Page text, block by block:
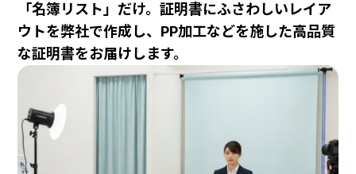
「名簿リスト」だけ。証明書にふさわしいレイア
ウトを弊社で作成し、PP加工などを施した高品質
な証明書をお届けします。